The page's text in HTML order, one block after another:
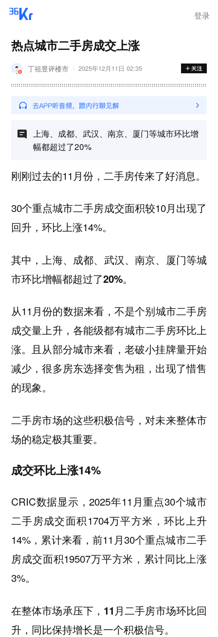
登录
热点城市二手房成交上涨
丁祖昱评楼市 2025年12月11日 02:35
上海、成都、武汉、南京、厦门等城市环比增
幅都超过了20%
刚刚过去的11月份，二手房传来了好消息。
30个重点城市二手房成交面积较10月出现了
回升，环比上涨14%。
其中，
上海、成都、武汉、南京、厦门等城
市环比增幅都超过了20%。
从11月份的数据来看，不是个别城市二手房
成交量上升，各能级都有城市二手房环比上
涨。且从部分城市来看，老破小挂牌量开始
减少，很多房东选择变售为租，出现了惜售
的现象。
二手房市场的这些积极信号，对未来整体市
场的稳定极其重要。
成交环比上涨14%
CRIC数据显示，2025年11月重点30个城市
二手房成交面积1704万平方米，环比上升
14%，累计来看，前11月30个重点城市二手
房成交面积19507万平方米，累计同比上涨
3%。
在整体市场承压下， 11月二手房市场环比回
升，同比保持增长是一个积极信号。